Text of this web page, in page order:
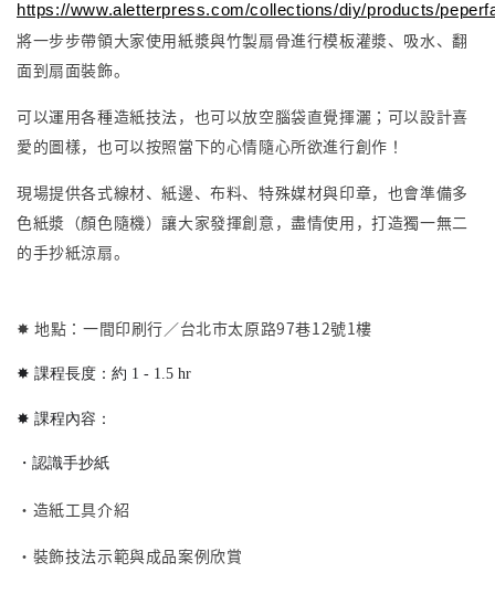
https://www.aletterpress.com/collections/diy/products/
將一步步帶領大家使用紙漿與竹製扇骨進行模板灌漿、吸水、翻
面到扇面裝飾。
可以運用各種造紙技法，也可以放空腦袋直覺揮灑；可以設計喜
愛的圖樣，也可以按照當下的心情隨心所欲進行創作！
現場提供各式線材、紙邊、布料、特殊媒材與印章，也會準備多
色紙漿（顏色隨機）讓大家發揮創意，盡情使用，打造獨一無二
的手抄紙涼扇。
✸ 地點：一間印刷行／台北市太原路97巷12號1樓
✸ 課程長度：約 1 - 1.5 hr
✸ 課程內容：
・認識手抄紙
・造紙工具介紹
・裝飾技法示範與成品案例欣賞